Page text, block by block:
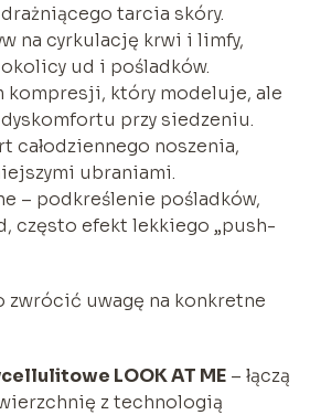
tarcia skóry.
na cyrkulację krwi i limfy,
ud i pośladków.
kompresji, który modeluje, ale
przy siedzeniu.
całodziennego noszenia,
ubraniami.
– podkreślenie pośladków,
często efekt lekkiego „push-
uwagę na konkretne
LOOK AT ME– łączą
z technologią